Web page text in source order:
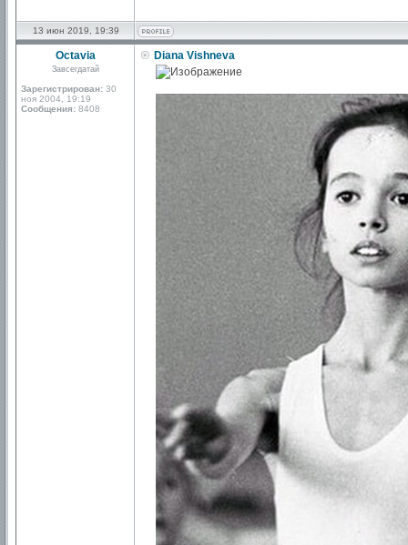
13 июн 2019, 19:39
Octavia
Завсегдатай
Зарегистрирован: 30
ноя 2004, 19:19
Сообщения: 8408
Diana Vishneva